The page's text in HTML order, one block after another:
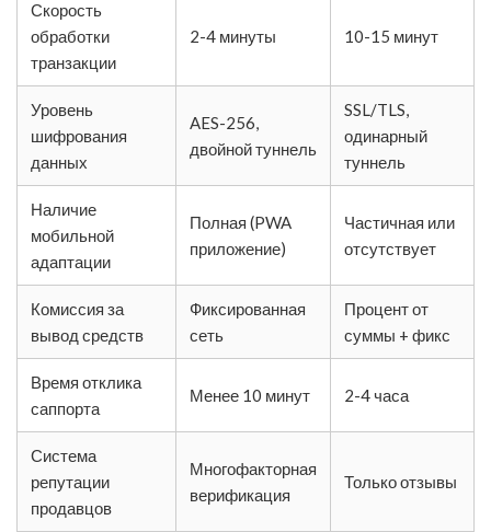
Скорость
обработки
транзакции
2-4 минуты 10-15 минут
Уровень
шифрования
данных
AES-256,
двойной туннель
SSL/TLS,
одинарный
туннель
Наличие
мобильной
адаптации
Полная (PWA
приложение)
Частичная или
отсутствует
Комиссия за
вывод средств
Фиксированная
сеть
Процент от
суммы + фикс
Время отклика
саппорта
Менее 10 минут 2-4 часа
Система
репутации
продавцов
Многофакторная
верификация
Только отзывы